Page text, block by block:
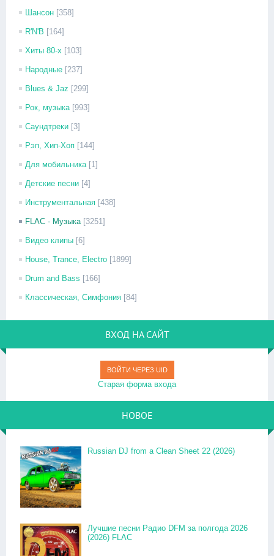
Шансон [358]
R'N'B [164]
Хиты 80-х [103]
Народные [237]
Blues & Jaz [299]
Рок, музыка [993]
Саундтреки [3]
Рэп, Хип-Хоп [144]
Для мобильника [1]
Детские песни [4]
Инструментальная [438]
FLAC - Музыка [3251]
Видео клипы [6]
House, Trance, Electro [1899]
Drum and Bass [166]
Классическая, Симфония [84]
ВХОД НА САЙТ
ВОЙТИ ЧЕРЕЗ UID
Старая форма входа
НОВОЕ
Russian DJ from a Clean Sheet 22 (2026)
Лучшие песни Радио DFM за полгода 2026
(2026) FLAC